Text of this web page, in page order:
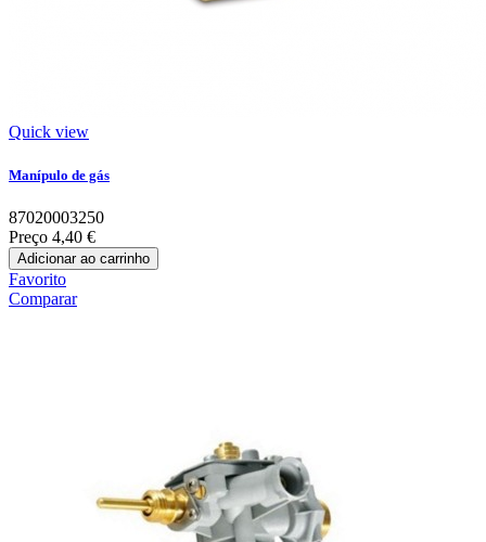
Quick view
Manípulo de gás
87020003250
Preço 4,40 €
Adicionar ao carrinho
Favorito
Comparar